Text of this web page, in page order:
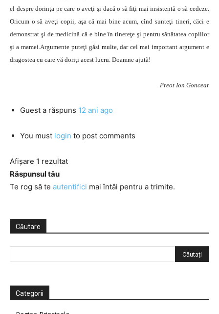
el despre dorinţa pe care o aveţi şi dacă o să fiţi mai insistentă o să cedeze.
Oricum o să aveţi copii, aşa că mai bine acum, cînd sunteţi tineri, căci e
demonstrat şi de medicină că e bine în tinereţe şi pentru sănătatea copiilor
şi a mamei.Argumente puteţi găsi multe, dar cel mai important argument e
dragostea cu care vă doriţi acest lucru. Doamne ajută!
Preot Ion Goncear
Guest a răspuns 12 ani ago
You must login to post comments
Afișare 1 rezultat
Răspunsul tău
Te rog să te autentifici mai întâi pentru a trimite.
Căutare
Categorii